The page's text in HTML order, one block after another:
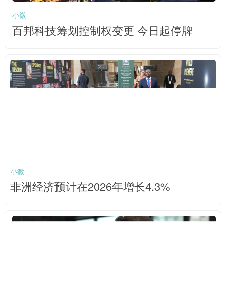
小微
百邦科技筹划控制权变更 今日起停牌
小微
非洲经济预计在2026年增长4.3%